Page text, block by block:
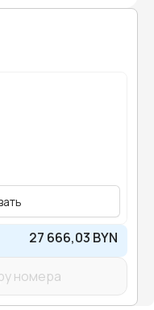
27 666,03 BYN
номера